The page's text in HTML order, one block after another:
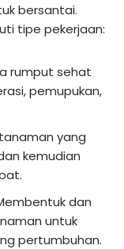
bersantai.
tipe pekerjaan:
rumput sehat
pemupukan,
yang
kemudian
dan
untuk
pertumbuhan.